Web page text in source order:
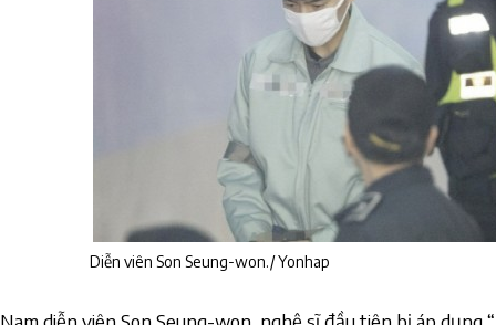
Diễn viên Son Seung-won./ Yonhap